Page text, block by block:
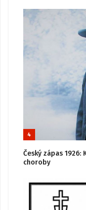
4
Český zápas 1926:
choroby